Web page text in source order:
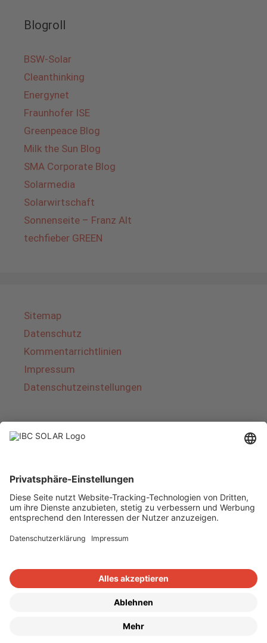
Blogroll
BSW-Solar
Cleanthinking
Energynet
Fraunhofer ISE
Greenpeace Blog
Milk the Sun Blog
SMA Corporate Blog
Solarmedia
Solarwirtschaft
Sonnenseite – Franz Alt
techfieber GREEN
Sitemap
Datenschutz
Kommentarrichtlinien
Impressum
Datenschutzeinstellungen
Über IBC SOLAR
von Energielösungen und Dienstleistungen im
Bereich Photovoltaik und Speicher. Das
Unternehmen bietet Komplettsysteme an und
deckt das gesamte Spektrum von der Planung
bis zur schlüsselfertigen Übergabe von
Energielösungen für Eigenheime, Gewerbe und
Industrie sowie Solarparks.